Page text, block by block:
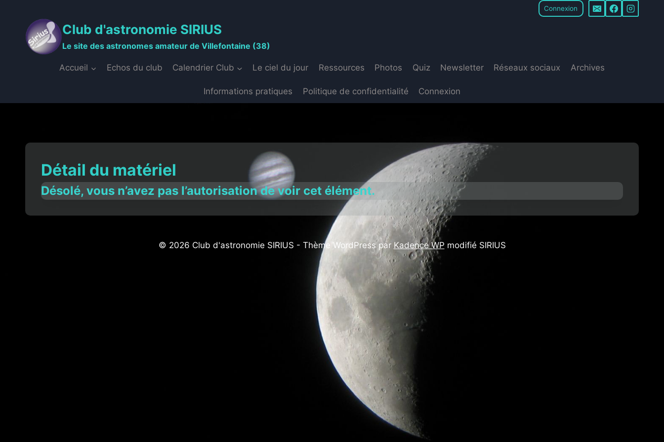
contenu
Connexion
Club d'astronomie SIRIUS
Le site des astronomes amateur de Villefontaine (38)
Accueil Echos du club Calendrier Club Le ciel du jour Ressources Photos Quiz Newsletter Réseaux sociaux Archives
Informations pratiques Politique de confidentialité Connexion
Détail du matériel
Désolé, vous n’avez pas l’autorisation de voir cet élément.
© 2026 Club d'astronomie SIRIUS - Thème WordPress par Kadence WP modifié SIRIUS